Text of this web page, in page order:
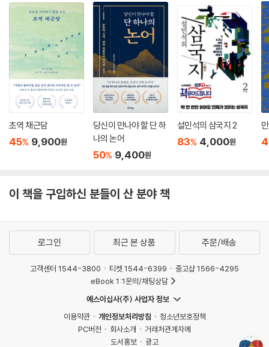
것’이다. 타인의 비판을 받아들이고, 시련을 받아들일 수 있는 신체를 조성
하라는 것! 이렇듯 절기란 단순히 세시풍속이나 민속의 영역이 아니다. 절
기는 15일마다 새롭게 주어지는 우주의 과제이며 동시에 어떻게 살 것인
가에 대한 우주의 대답이다.
21세기 도시형 농가월령가로 몸과 마음의 1년 농사를!
15일마다 새롭게 펼쳐지는 세계로 우리를 초대하는 절기. 옛 농부들은 절
기가 바뀔 때마다 몸과 마음을 새로이 하며 「농가월령가」로 그 초대에 화답
했다. 「농가월령가」에는 월령과 절후에 따라 해야 할 일과 세시풍속이 소개
되어 있다. 그것은 농부들이 “태양과 함께 걸으며 빛, 소리, 습기 등과 관계
의 「농가월령가」는 어떤 내용으로 채워지게 될까?
절기는 태양이 움직이는 24개의 스텝이다. 태양이 한 걸음을 내딛을 때마
다 새로운 사건이 발생한다. 태양이 첫발을 내딛는 입춘(立春)에는 땅속
깊은 곳에서 봄이 시작된다. 농부가 종자를 손질하듯 우리는 1년 계획을 구
체화시킨다. 얼어 있던 땅이 녹기 시작하는 우수(雨水)에는 응어리져 있
거나 맺혀 있는 내 마음의 앙금도 풀어 버려야 한다. 그러지 않으면 아무리
다. 경칩(驚蟄)에는 입춘에 세웠던 계획이 개구리처럼 이리 뛰고 저리 뛰
지 않도록 마음을 잘 잡아야 한다. 더구나 봄을 봄답게 보내지 않고 개구리
초역 채근담
45% 9,900원
당신이 만나야 할 단 하
나의 논어
50% 9,400원
설민석의 삼국지 2
83% 4,000원
이 책을 구입하신 분들이 산 분야 책
로그인 최근 본 상품 주문/배송
고객센터 1544-3800 티켓 1544-6399
중고샵 1566-4295
eBook 1:1문의/채팅상담
예스이십사(주) 사업자 정보
이용약관
개인정보처리방침
청소년보호정책
PC버전
회사소개
거래처관계자께
도서홍보
광고